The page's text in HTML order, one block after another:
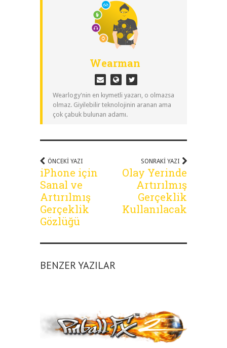
Wearman
Wearlogy'nin en kıymetli yazarı, o olmazsa
olmaz. Giyilebilir teknolojinin aranan ama
çok çabuk bulunan adamı.
ÖNCEKI YAZI
iPhone için
Sanal ve
Artırılmış
Gerçeklik
Gözlüğü
SONRAKI YAZI
Olay Yerinde
Artırılmış
Gerçeklik
Kullanılacak
BENZER YAZILAR